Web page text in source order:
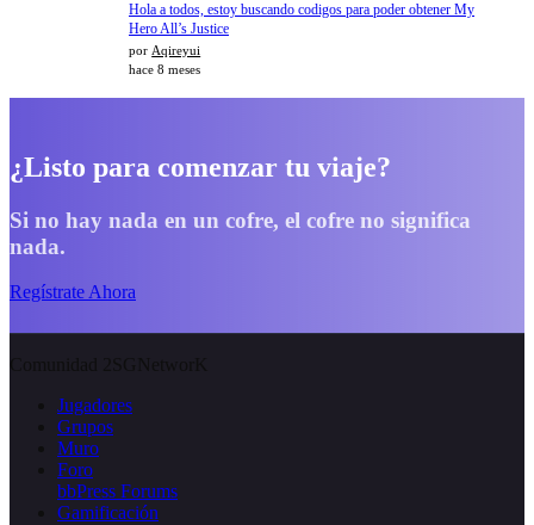
Hola a todos, estoy buscando codigos para poder obtener My
Hero All’s Justice
por Aqireyui
hace 8 meses
¿Listo para comenzar tu viaje?
Si no hay nada en un cofre, el cofre no significa
nada.
Regístrate Ahora
Jugadores
Grupos
Muro
Foro
bbPress Forums
Gamificación